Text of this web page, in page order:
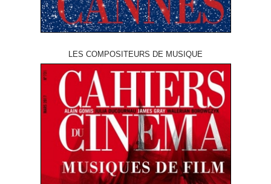
LES COMPOSITEURS DE MUSIQUE